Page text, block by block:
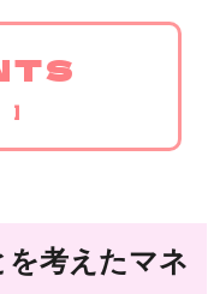
]
考えたマネ